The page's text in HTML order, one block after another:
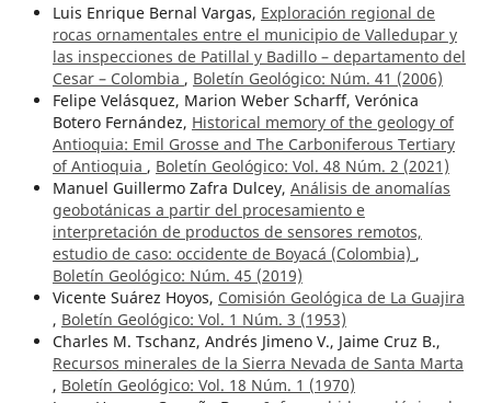
Luis Enrique Bernal Vargas, Exploración regional de
rocas ornamentales entre el municipio de Valledupar y
las inspecciones de Patillal y Badillo – departamento del
Cesar – Colombia , Boletín Geológico: Núm. 41 (2006)
Felipe Velásquez, Marion Weber Scharff, Verónica
Botero Fernández, Historical memory of the geology of
Antioquia: Emil Grosse and The Carboniferous Tertiary
of Antioquia , Boletín Geológico: Vol. 48 Núm. 2 (2021)
Manuel Guillermo Zafra Dulcey, Análisis de anomalías
geobotánicas a partir del procesamiento e
interpretación de productos de sensores remotos,
estudio de caso: occidente de Boyacá (Colombia) ,
Boletín Geológico: Núm. 45 (2019)
Vicente Suárez Hoyos, Comisión Geológica de La Guajira
, Boletín Geológico: Vol. 1 Núm. 3 (1953)
Charles M. Tschanz, Andrés Jimeno V., Jaime Cruz B.,
Recursos minerales de la Sierra Nevada de Santa Marta
, Boletín Geológico: Vol. 18 Núm. 1 (1970)